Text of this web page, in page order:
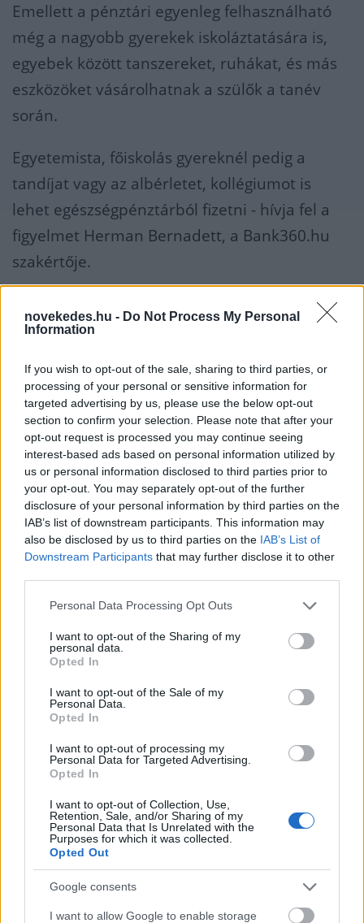
novekedes.hu - Do Not Process My Personal
Information
If you wish to opt-out of the sale, sharing to third parties, or
processing of your personal or sensitive information for
targeted advertising by us, please use the below opt-out
section to confirm your selection. Please note that after your
opt-out request is processed you may continue seeing
interest-based ads based on personal information utilized by
us or personal information disclosed to third parties prior to
your opt-out. You may separately opt-out of the further
disclosure of your personal information by third parties on the
IAB’s list of downstream participants. This information may
also be disclosed by us to third parties on the IAB’s List of
Downstream Participants that may further disclose it to other
Please note that this website/app uses one or more Google
not limited to your visit or usage behaviour. You may click to
grant or deny consent to Google and its third-party tags to
use your data for below specified purposes in below Google
consent section.
Personal Data Processing Opt Outs
I want to opt-out of the Sharing of my
personal data.
Opted In
I want to opt-out of the Sale of my
Personal Data.
Opted In
I want to opt-out of processing my
Personal Data for Targeted Advertising.
Opted In
I want to opt-out of Collection, Use,
Retention, Sale, and/or Sharing of my
Personal Data that Is Unrelated with the
Purposes for which it was collected.
Opted Out
Google consents
I want to allow Google to enable storage
Emellett a pénztári egyenleg felhasználható
még a nagyobb gyerekek iskoláztatására is,
egyebek között tanszereket, ruhákat, és más
eszközöket vásárolhatnak a szülők a tanév
során.
Egyetemista, főiskolás gyereknél pedig a
tandíjat vagy az albérletet, kollégiumot is
lehet egészségpénztárból fizetni - hívja fel a
figyelmet Herman Bernadett, a Bank360.hu
szakértője.
Ezek a szolgáltatások azonban egyelőre még
nem túl elterjedtek a tagok körében. A
millió forint ment el hat hónap alatt.
A tagok közül sokan nem is tudnak a
beiskolázási támogatáslehetőségéről, amit
éppen most, a tanévkezdéskor használhatnak
ki nagyobb összegben.
EGÉSZSÉGPÉNZTÁR BEFIZETÉS
NÉPSZERŰ
Hitelfordulat 2026: elzárja a pénzcsapot az
állam
ELEMZÉSEK 2026. júl. 22.